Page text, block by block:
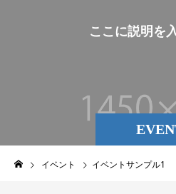
ここに説明を入
イベント イベントサンプル1